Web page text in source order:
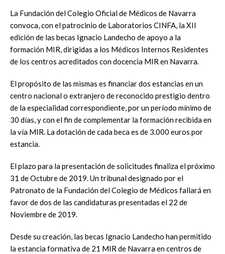
La Fundación del Colegio Oficial de Médicos de Navarra
convoca, con el patrocinio de Laboratorios CINFA, la XII
edición de las becas Ignacio Landecho de apoyo a la
formación MIR, dirigidas a los Médicos Internos Residentes
de los centros acreditados con docencia MIR en Navarra.
El propósito de las mismas es financiar dos estancias en un
centro nacional o extranjero de reconocido prestigio dentro
de la especialidad correspondiente, por un período mínimo de
30 días, y con el fin de complementar la formación recibida en
la vía MIR. La dotación de cada beca es de 3.000 euros por
estancia.
El plazo para la presentación de solicitudes finaliza el próximo
31 de Octubre de 2019. Un tribunal designado por el
Patronato de la Fundación del Colegio de Médicos fallará en
favor de dos de las candidaturas presentadas el 22 de
Noviembre de 2019.
Desde su creación, las becas Ignacio Landecho han permitido
la estancia formativa de 21 MIR de Navarra en centros de